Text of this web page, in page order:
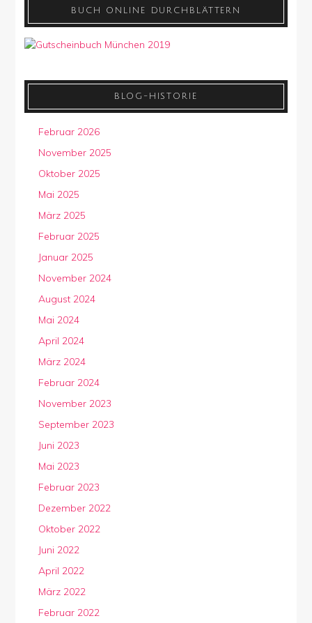
BUCH ONLINE DURCHBLÄTTERN
BLOG-HISTORIE
Februar 2026
November 2025
Oktober 2025
Mai 2025
März 2025
Februar 2025
Januar 2025
November 2024
August 2024
Mai 2024
April 2024
März 2024
Februar 2024
November 2023
September 2023
Juni 2023
Mai 2023
Februar 2023
Dezember 2022
Oktober 2022
Juni 2022
April 2022
März 2022
Februar 2022